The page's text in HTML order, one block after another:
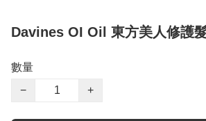
Davines OI Oil 東方美人修護
數量
−
+